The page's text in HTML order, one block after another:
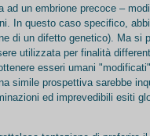
ad un embrione precoce –
In questo caso specifico,
di un difetto genetico). Ma si
utilizzata per finalità
esseri umani
simile prospettiva sarebbe
ed imprevedibili esiti